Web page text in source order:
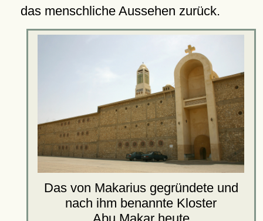
das menschliche Aussehen zurück.
Das von Makarius gegründete und
nach ihm benannte Kloster